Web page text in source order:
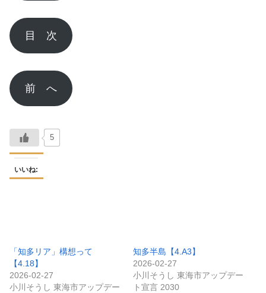
目 次
前 へ
5
いいね:
「知多リア」構想って
【4.18】
2026-02-27
小川そうし 東海市アップデー
知多半島【4.A3】
2026-02-27
小川そうし 東海市アップデー
ト宣言 2030